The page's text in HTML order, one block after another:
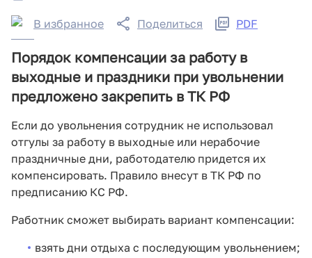
В избранное Поделиться PDF
Порядок компенсации за работу в
выходные и праздники при увольнении
предложено закрепить в ТК РФ
Если до увольнения сотрудник не использовал
отгулы за работу в выходные или нерабочие
праздничные дни, работодателю придется их
компенсировать. Правило внесут в ТК РФ по
предписанию КС РФ.
Работник сможет выбирать вариант компенсации:
взять дни отдыха с последующим увольнением;